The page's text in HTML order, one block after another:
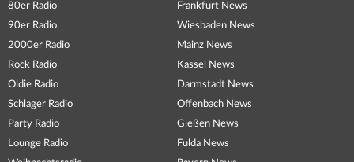
80er Radio
90er Radio
2000er Radio
Rock Radio
Oldie Radio
Schlager Radio
Party Radio
Lounge Radio
Frankfurt News
Wiesbaden News
Mainz News
Kassel News
Darmstadt News
Offenbach News
Gießen News
Fulda News